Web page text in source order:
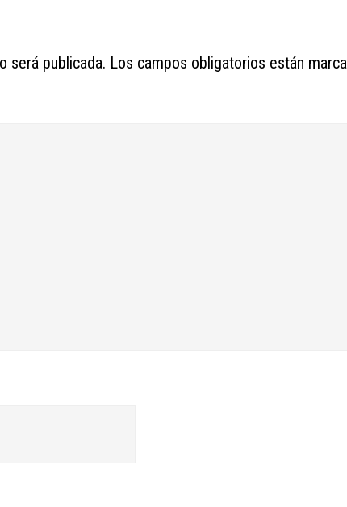
será publicada. Los campos obligatorios están